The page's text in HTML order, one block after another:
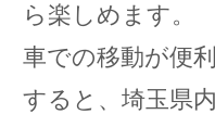
ら楽しめます。
車での移動が便
すると、埼玉県